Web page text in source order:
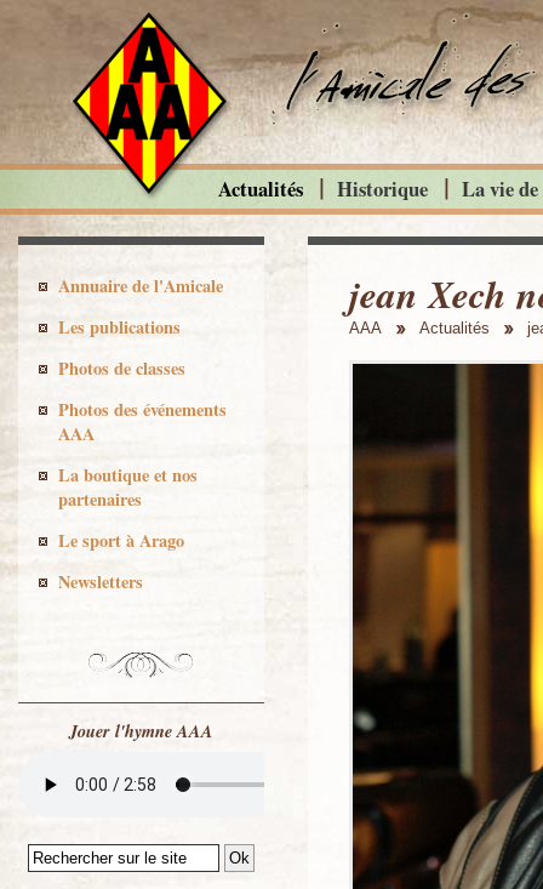
jean Xech
AAA Actualités
Actualités Historique La vie
Annuaire de l'Amicale
Les publications
Photos de classes
Photos des événements
AAA
La boutique et nos
partenaires
Le sport à Arago
Newsletters
Jouer l'hymne AAA